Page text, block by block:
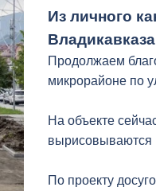
Продолжаются
Основная цель –
состояния.
предмет
культурами.
На ул.
Из личного
Продолжаем
микрорайоне по
На объекте
вырисовываются
По проекту